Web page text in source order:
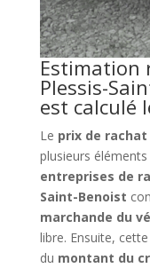
Estimation
Plessis-
est calculé
Le prix de rachat
plusieurs
entreprises de
Saint-Benoist
marchande du
libre. Ensuite,
du montant du